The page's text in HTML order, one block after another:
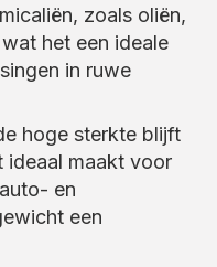
zoals oliën,
het een ideale
in ruwe
hoge sterkte blijft
ideaal maakt voor
en
een